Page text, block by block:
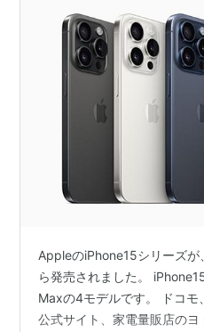
AppleのiPhone15シリーズ
ら発売されました。
Maxの4モデルです。 ドコ
公式サイト、家電量販店の